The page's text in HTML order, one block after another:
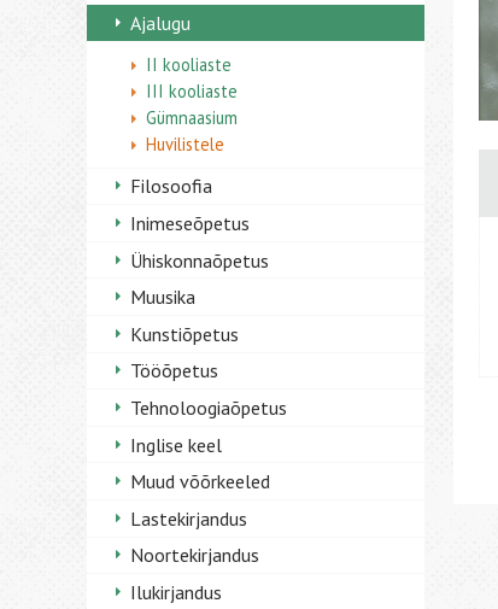
Ajalugu
II kooliaste
III kooliaste
Gümnaasium
Huvilistele
Filosoofia
Inimeseõpetus
Ühiskonnaõpetus
Muusika
Kunstiõpetus
Tööõpetus
Tehnoloogiaõpetus
Inglise keel
Muud võõrkeeled
Lastekirjandus
Noortekirjandus
Ilukirjandus